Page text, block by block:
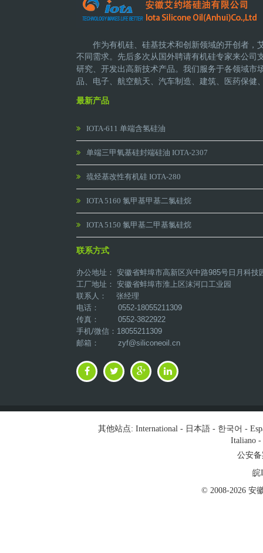
作为有机硅、硅基技术和创新领域的开创者，
不同需求。先后多次从国外聘请有机硅专家来公司
研究、开发出高新技术产品。 我们服务于各领域市
品、电子、航空航天、汽车制造、建筑、医药保健
最新产品
IOTA-611 单端含氢硅油
单端三甲氧基硅封端硅油 IOTA-2307
巯烃基改性有机硅 IOTA-280
IOTA 5160 氯甲基甲基二氯硅烷
IOTA 5150 氯甲基二甲基氯硅烷
联系方式
办公地址： 安徽省蚌埠市高新区兴中路985号日月科技
工厂地址： 安徽省蚌埠市淮上区沫河口工业园
联系人： 张经理
电话： 0552-18055211309
传真： 0552-3822922
手机/微信：18055211309
邮箱： zyf@siliconeoil.cn
其他站点: International- 日本語- 한국어 -
Italiano-
公安备
皖
© 2008-2026 安